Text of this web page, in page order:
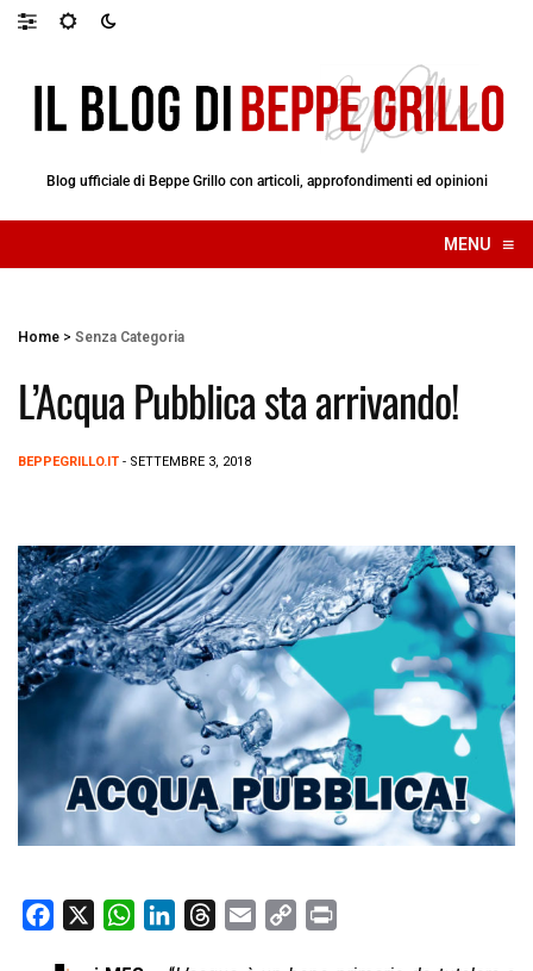
Blog ufficiale di Beppe Grillo con articoli, approfondimenti ed opinioni
MENU ≡
☰
Home > Senza Categoria
L’Acqua Pubblica sta arrivando!
BEPPEGRILLO.IT - SETTEMBRE 3, 2018
W